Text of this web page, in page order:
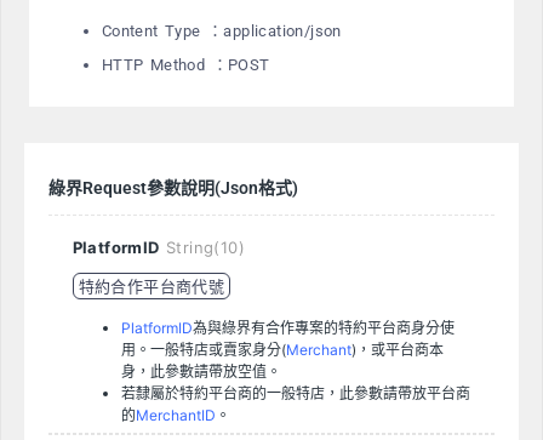
Content Type ：application/json
HTTP Method ：POST
綠界Request參數說明(Json格式)
PlatformID String(10)
特約合作平台商代號
PlatformID為與綠界有合作專案的特約平台商身分使
用。一般特店或賣家身分(Merchant)，或平台商本
身，此參數請帶放空值。
若隸屬於特約平台商的一般特店，此參數請帶放平台商
的MerchantID 。